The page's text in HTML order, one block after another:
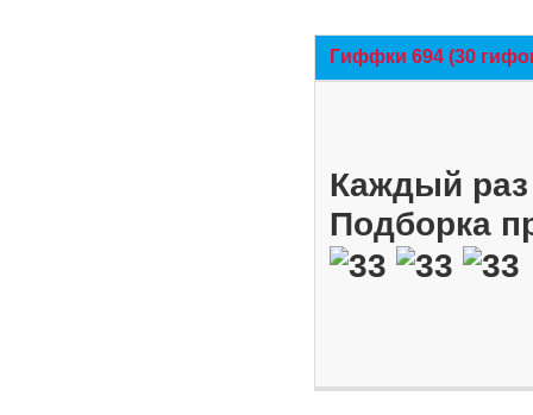
Гиффки 694 (30
Каждый
Подборка